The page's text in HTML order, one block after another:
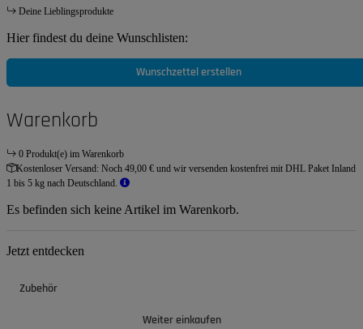
Deine Lieblingsprodukte
Hier findest du deine Wunschlisten:
Wunschzettel erstellen
Warenkorb
0 Produkt(e) im Warenkorb
Kostenloser Versand: Noch 49,00 € und wir versenden kostenfrei mit DHL Paket Inland
1 bis 5 kg nach Deutschland.
Es befinden sich keine Artikel im Warenkorb.
Jetzt entdecken
Zubehör
Weiter einkaufen